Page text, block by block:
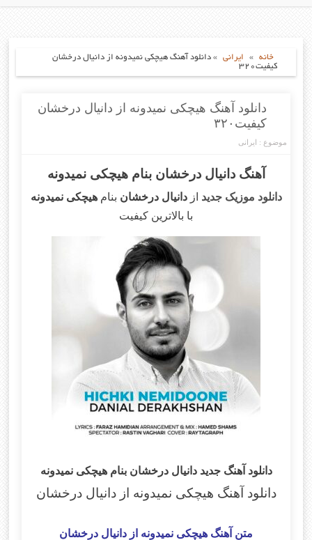
خانه » ایرانی »دانلود آهنگ هیچکی نمیدونه از دانیال درخشان
کیفیت۳۲۰
دانلود آهنگ هیچکی نمیدونه از دانیال درخشان
کیفیت۳۲۰
موضوع : ایرانی
آهنگ دانیال درخشان بنام هیچکی نمیدونه
دانلود موزیک جدید ازدانیال درخشان بنامهیچکی نمیدونه
با بالاترین کیفیت
دانلود آهنگ جدید دانیال درخشان بنام هیچکی نمیدونه
دانلود آهنگ هیچکی نمیدونه از دانیال درخشان
متن آهنگ هیچکی نمیدونه از دانیال درخشان